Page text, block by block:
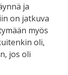
ja
on jatkuva
myös
oli,
jos oli